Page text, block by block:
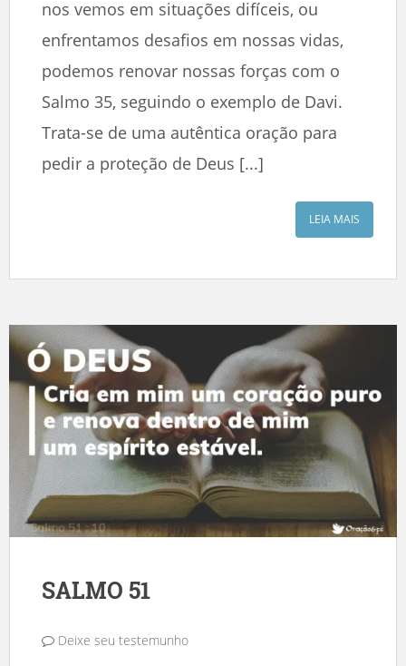
nos vemos em situações difíceis, ou
enfrentamos desafios em nossas vidas,
podemos renovar nossas forças com o
Salmo 35, seguindo o exemplo de Davi.
Trata-se de uma autêntica oração para
pedir a proteção de Deus [...]
LEIA MAIS
SALMO 51
Deixe seu testemunho